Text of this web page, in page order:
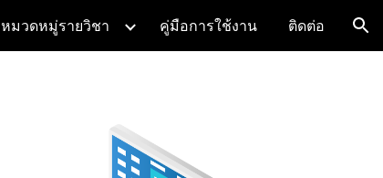
หมวดหมู่รายวิชา คู่มือการใช้งาน ติดต่อ